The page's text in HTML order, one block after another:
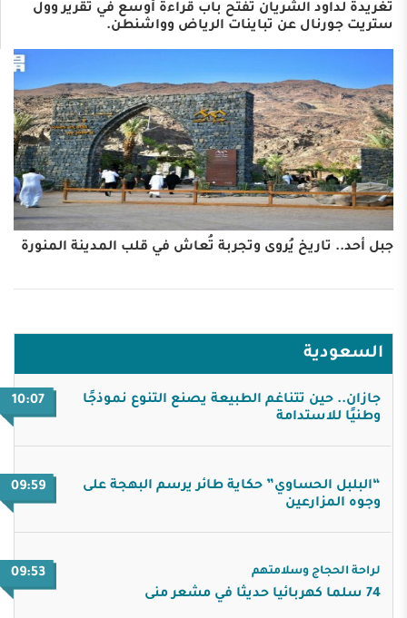
تغريدة لداود الشريان تفتح باب قراءة أوسع في تقرير وول
ستريت جورنال عن تباينات الرياض وواشنطن.
جبل أحد.. تاريخ يُروى وتجربة تُعاش في قلب المدينة المنورة
السعودية
جازان.. حين تتناغم الطبيعة يصنع التنوع نموذجًا
وطنيًا للاستدامة
10:07
“البلبل الحساوي” حكاية طائر يرسم البهجة على
وجوه المزارعين
09:59
لراحة الحجاج وسلامتهم
74 سلما كهربائيا حديثا في مشعر منى
09:53